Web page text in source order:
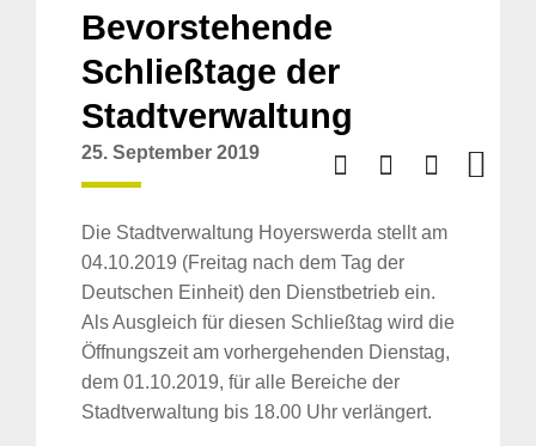
Bevorstehende
Schließtage der
Stadtverwaltung
25. September 2019
Die Stadtverwaltung Hoyerswerda stellt am
04.10.2019 (Freitag nach dem Tag der
Deutschen Einheit) den Dienstbetrieb ein.
Als Ausgleich für diesen Schließtag wird die
Öffnungszeit am vorhergehenden Dienstag,
dem 01.10.2019, für alle Bereiche der
Stadtverwaltung bis 18.00 Uhr verlängert.